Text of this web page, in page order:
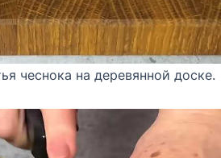
чеснока на деревянной доске.